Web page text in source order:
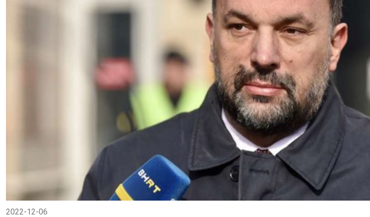
2022-12-06